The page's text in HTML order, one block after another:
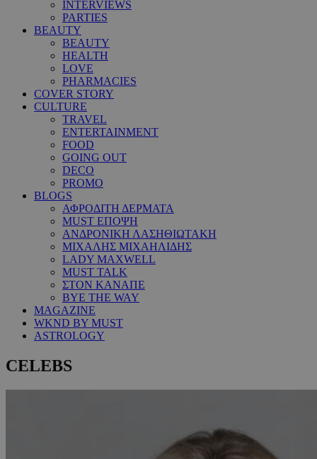
INTERVIEWS
PARTIES
BEAUTY
BEAUTY
HEALTH
LOVE
PHARMACIES
COVER STORY
CULTURE
TRAVEL
ENTERTAINMENT
FOOD
GOING OUT
DECO
PROMO
BLOGS
ΑΦΡΟΔΙΤΗ ΔΕΡΜΑΤΑ
MUST ΕΠΟΨΗ
ΑΝΔΡΟΝΙΚΗ ΛΑΣΗΘΙΩΤΑΚΗ
ΜΙΧΑΛΗΣ ΜΙΧΑΗΛΙΔΗΣ
LADY MAXWELL
MUST TALK
ΣΤΟΝ ΚΑΝΑΠΕ
BYE THE WAY
MAGAZINE
WKND BY MUST
ASTROLOGY
CELEBS